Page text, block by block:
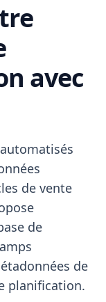
avec
de vente
de
de
planification.